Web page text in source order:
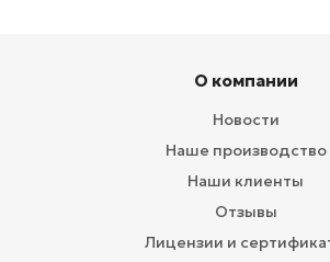
О компании
Новости
Наше производство
Наши клиенты
Отзывы
Лицензии и